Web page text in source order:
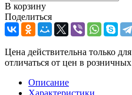
В корзину
Поделиться
Цена действительна только
отличаться от цен в
Описание
Характеристики